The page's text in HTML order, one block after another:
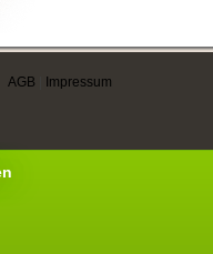
AGB Impressum